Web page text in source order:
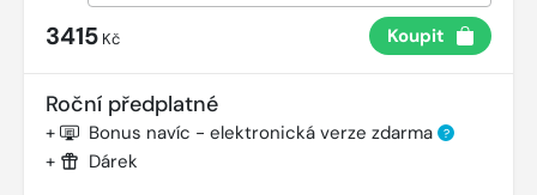
3415 Kč Koupit
Roční předplatné
+ Bonus navíc - elektronická verze zdarma ?
+ Dárek